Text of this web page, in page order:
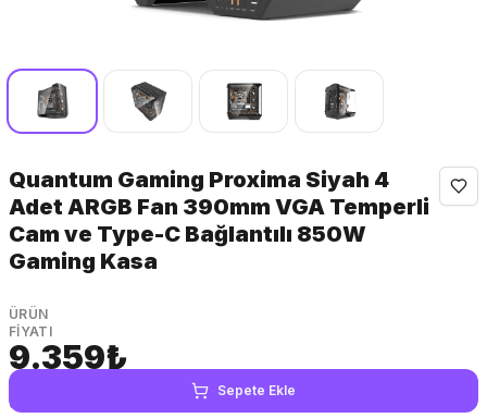
Quantum Gaming Proxima Siyah 4
Adet ARGB Fan 390mm VGA Temperli
Cam ve Type-C Bağlantılı 850W
Gaming Kasa
ÜRÜN
FIYATI
9.359₺
dahil
Sepete Ekle